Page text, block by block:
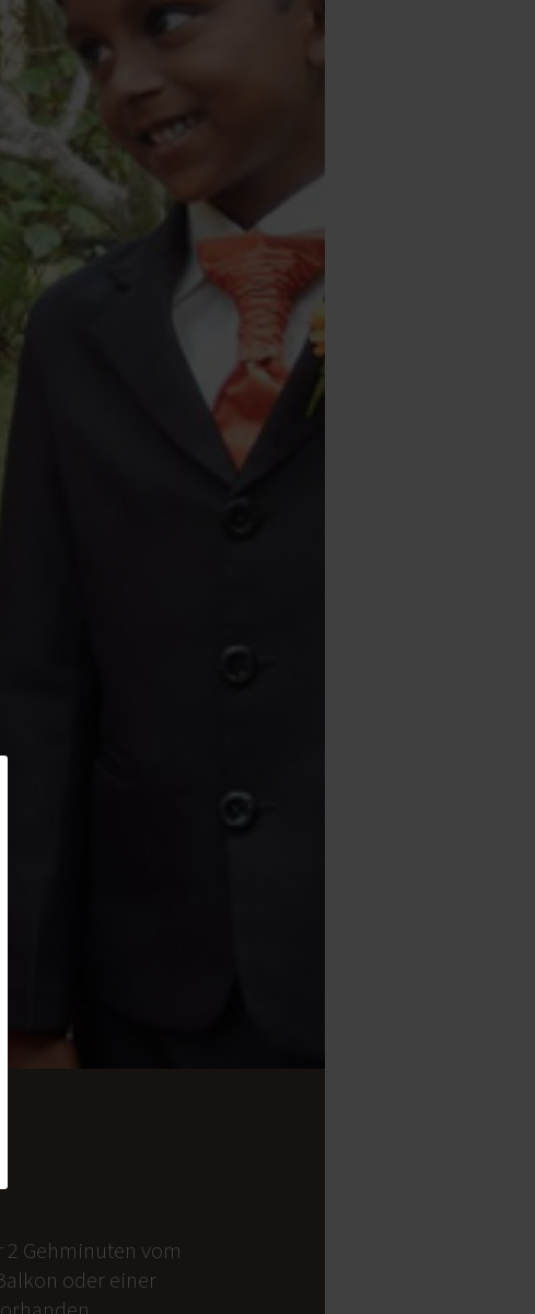
Gehminuten vom
oder einer